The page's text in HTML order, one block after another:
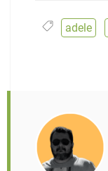
adele